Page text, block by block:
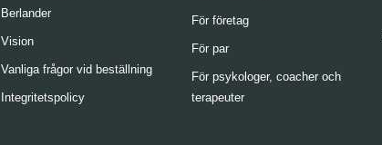
Berlander
Vision
Vanliga frågor vid beställning
Integritetspolicy
För företag
För par
För psykologer, coacher och
terapeuter